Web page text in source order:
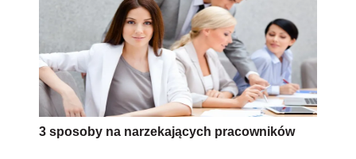
3 sposoby na narzekających pracowników